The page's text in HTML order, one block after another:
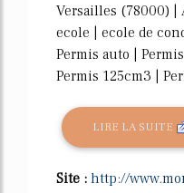
Versailles (78000) |
ecole | ecole de
Permis auto |
Permis 125cm3 |
LIRE LA SUITE
Site : http://